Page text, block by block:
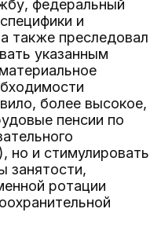
федеральный
и
также преследовал
указанным
более высокое,
пенсии по
но и стимулировать
занятости,
ротации